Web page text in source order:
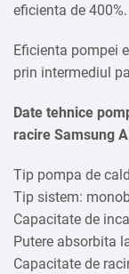
eficienta de 400%.
Eficienta pompei
prin intermediul
Date tehnice
racire Samsung
Tip pompa de
Tip sistem:
Capacitate de
Putere absorbita
Capacitate de